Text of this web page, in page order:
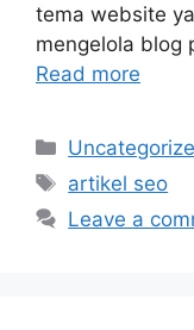
tema website
mengelola blog
Read more
Categories
Tags
artikel seo
Leave a